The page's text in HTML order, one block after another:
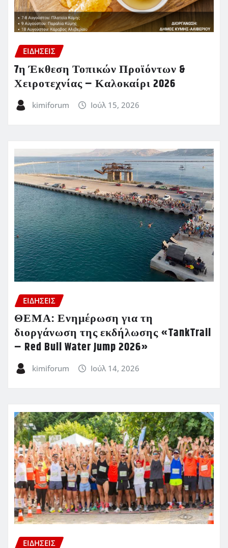
ΕΙΔΗΣΕΙΣ
7η Έκθεση Τοπικών Προϊόντων &
Χειροτεχνίας – Καλοκαίρι 2026
kimiforum Ιούλ 15, 2026
ΕΙΔΗΣΕΙΣ
ΘΕΜΑ: Ενημέρωση για τη
διοργάνωση της εκδήλωσης «TankTrail
– Red Bull Water Jump 2026»
kimiforum Ιούλ 14, 2026
ΕΙΔΗΣΕΙΣ